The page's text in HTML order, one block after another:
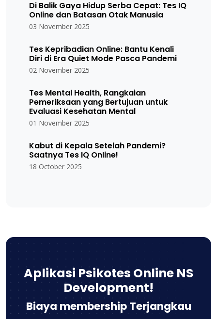
Di Balik Gaya Hidup Serba Cepat: Tes IQ
Online dan Batasan Otak Manusia
03 November 2025
Tes Kepribadian Online: Bantu Kenali
Diri di Era Quiet Mode Pasca Pandemi
02 November 2025
Tes Mental Health, Rangkaian
Pemeriksaan yang Bertujuan untuk
Evaluasi Kesehatan Mental
01 November 2025
Kabut di Kepala Setelah Pandemi?
Saatnya Tes IQ Online!
18 October 2025
Aplikasi Psikotes Online NS
Development!
Biaya membership Terjangkau